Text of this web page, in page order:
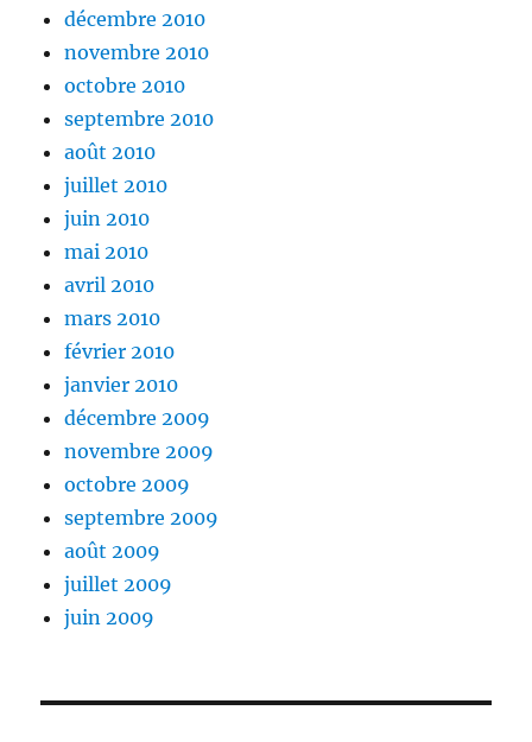
décembre 2010
novembre 2010
octobre 2010
septembre 2010
août 2010
juillet 2010
juin 2010
mai 2010
avril 2010
mars 2010
février 2010
janvier 2010
décembre 2009
novembre 2009
octobre 2009
septembre 2009
août 2009
juillet 2009
juin 2009